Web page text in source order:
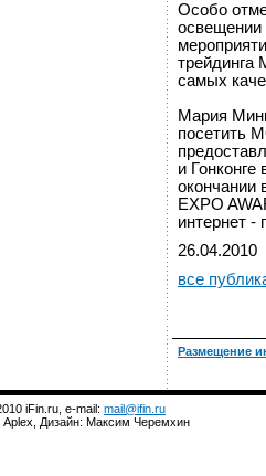
Особо
освещении
трейдинга
самых
Мария
посетить
и
окончании
EXPO
интернет -
26.04.2010
все
Размещение
iFin.ru, e-mail: mail@ifin.ru
Aplex, Дизайн: Максим Черемхин